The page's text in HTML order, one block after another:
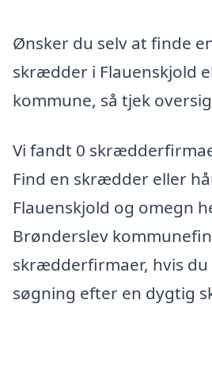
Ønsker du selv at finde
skrædder i Flauenskjold
kommune, så tjek
Vi fandt 0
Find en skrædder eller
Flauenskjold og omegn
Brønderslev
skrædderfirmaer, hvis du
søgning efter en dygtig